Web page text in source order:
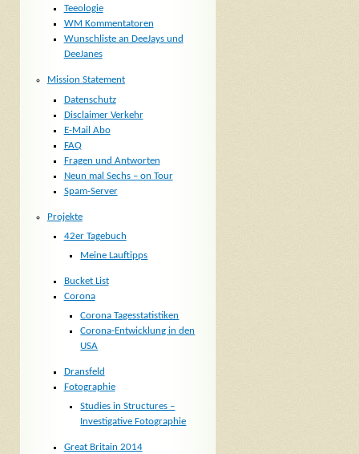
Teeologie
WM Kommentatoren
Wunschliste an DeeJays und
DeeJanes
Mission Statement
Datenschutz
Disclaimer Verkehr
E-Mail Abo
FAQ
Fragen und Antworten
Neun mal Sechs – on Tour
Spam-Server
Projekte
42er Tagebuch
Meine Lauftipps
Bucket List
Corona
Corona Tagesstatistiken
Corona-Entwicklung in den
USA
Dransfeld
Fotographie
Studies in Structures –
Investigative Fotographie
Great Britain 2014